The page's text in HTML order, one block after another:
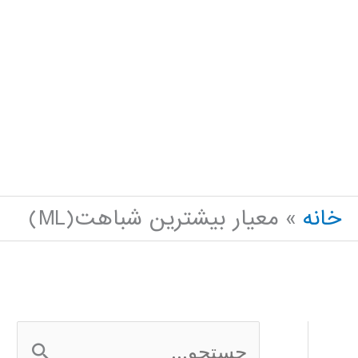
خانه
معيار بيشترين شباهت(ML)